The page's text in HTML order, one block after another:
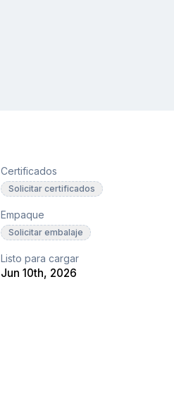
Certificados
Solicitar certificados
Empaque
Solicitar embalaje
Listo para cargar
Jun 10th, 2026